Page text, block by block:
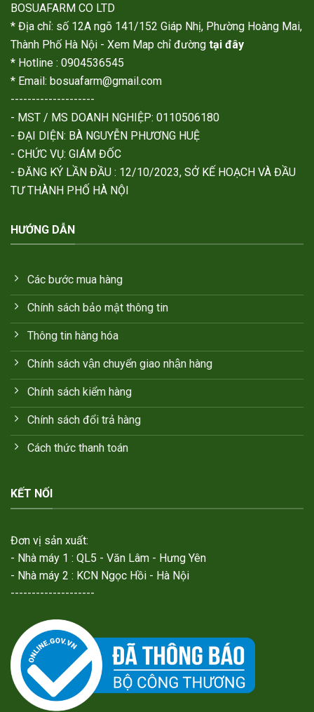
BOSUAFARM CO LTD
* Địa chỉ: số 12A ngõ 141/152 Giáp Nhị, Phường Hoàng Mai,
Thành Phố Hà Nội - Xem Map chỉ đường tại đây
* Hotline : 0904536545
* Email: bosuafarm@gmail.com
--------------------
- MST / MS DOANH NGHIỆP: 0110506180
- ĐẠI DIỆN: BÀ NGUYỄN PHƯƠNG HUỆ
- CHỨC VỤ: GIÁM ĐỐC
- ĐĂNG KÝ LẦN ĐẦU : 12/10/2023, SỞ KẾ HOẠCH VÀ ĐẦU
TƯ THÀNH PHỐ HÀ NỘI
HƯỚNG DẪN
Các bước mua hàng
Chính sách bảo mật thông tin
Thông tin hàng hóa
Chính sách vận chuyển giao nhận hàng
Chính sách kiểm hàng
Chính sách đổi trả hàng
Cách thức thanh toán
KẾT NỐI
Đơn vị sản xuất:
- Nhà máy 1 : QL5 - Văn Lâm - Hưng Yên
- Nhà máy 2 : KCN Ngọc Hồi - Hà Nội
--------------------